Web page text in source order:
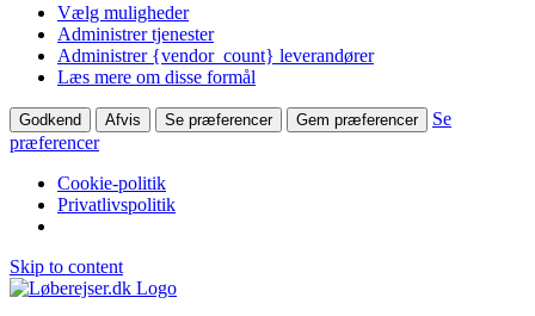
Vælg muligheder
Administrer tjenester
Administrer {vendor_count} leverandører
Læs mere om disse formål
Godkend Afvis Se præferencer Gem præferencer
Se
præferencer
Cookie-politik
Privatlivspolitik
Skip to content